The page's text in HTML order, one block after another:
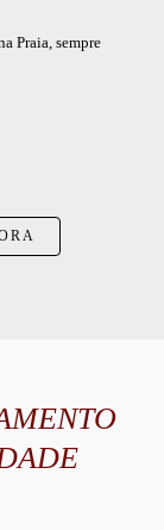
Praia, sempre